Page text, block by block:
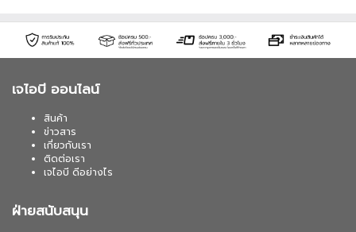
เจไอบี ออนไลน์
สินค้า
ข่าวสาร
เกี่ยวกับเรา
ติดต่อเรา
เจไอบี ดีอย่างไร
ฝ่ายสนับสนุน